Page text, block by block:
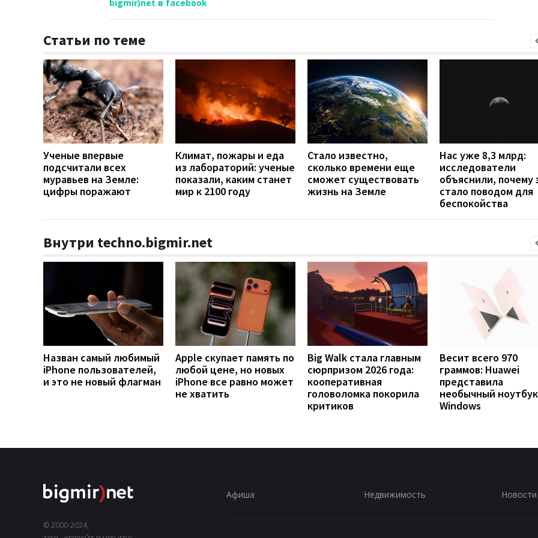
bigmir)net в facebook
Статьи по теме
Ученые впервые
подсчитали всех
муравьев на Земле:
цифры поражают
Климат, пожары и еда
из лабораторий: ученые
показали, каким станет
мир к 2100 году
Стало известно,
сколько времени еще
сможет существовать
жизнь на Земле
Нас уже 8,3 млрд:
исследователи
объяснили, почему
стало поводом для
беспокойства
Внутри techno.bigmir.net
Назван самый любимый
iPhone пользователей,
и это не новый флагман
Apple скупает память по
любой цене, но новых
iPhone все равно может
не хватить
Big Walk стала главным
сюрпризом 2026 года:
кооперативная
головоломка покорила
критиков
Весит всего 970
граммов: Huawei
представила
необычный
Windows
© 2000-2024,
Афиша Недвижимость Новости